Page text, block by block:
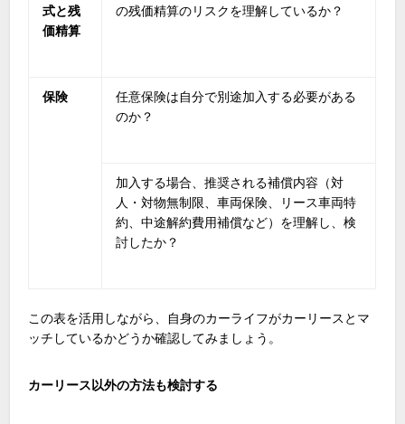
式と残
価精算
の残価精算のリスクを理解しているか？
保険
任意保険は自分で別途加入する必要がある
のか？
加入する場合、推奨される補償内容（対
人・対物無制限、車両保険、リース車両特
約、中途解約費用補償など）を理解し、検
討したか？
この表を活用しながら、自身のカーライフがカーリースとマ
ッチしているかどうか確認してみましょう。
カーリース以外の方法も検討する